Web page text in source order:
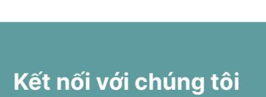
Kết nối với chúng tôi